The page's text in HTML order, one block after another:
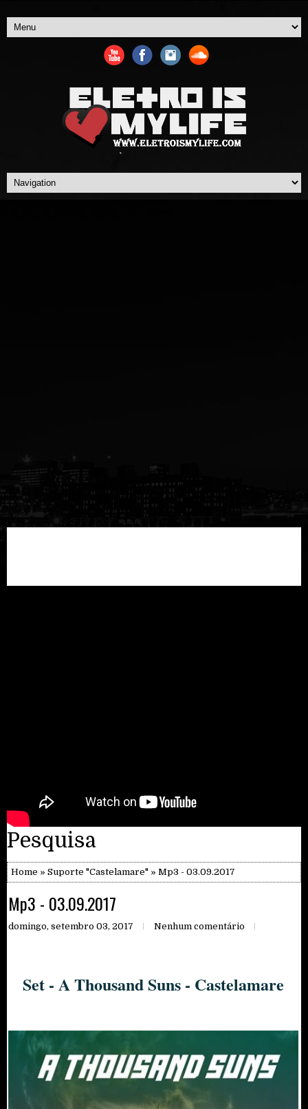
Pesquisa
Home » Suporte "Castelamare" » Mp3 - 03.09.2017
Mp3 - 03.09.2017
domingo, setembro 03, 2017 Nenhum comentário
Set - A Thousand Suns - Castelamare